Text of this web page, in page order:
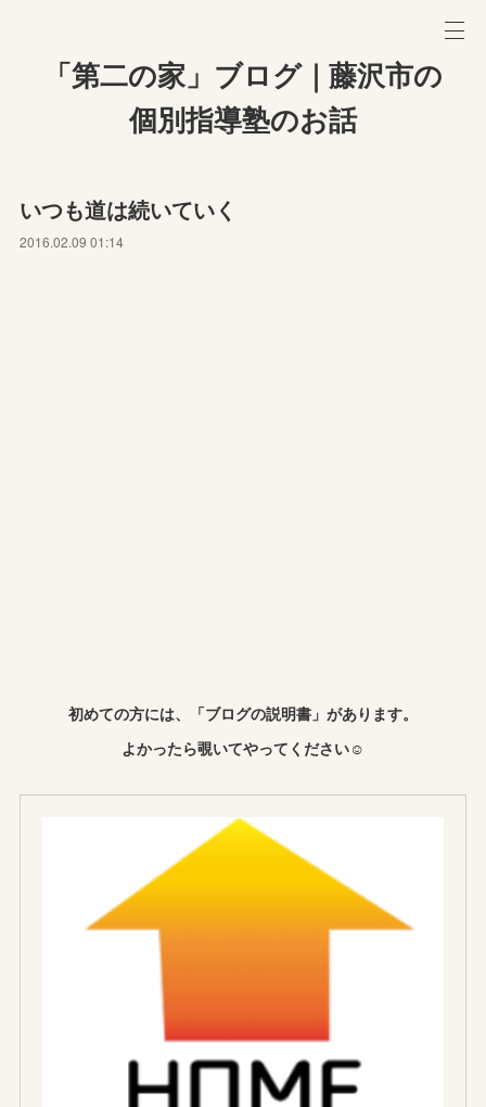
「第二の家」ブログ｜藤沢市の
個別指導塾のお話
いつも道は続いていく
2016.02.09 01:14
初めての方には、「ブログの説明書」があります。
よかったら覗いてやってください☺︎